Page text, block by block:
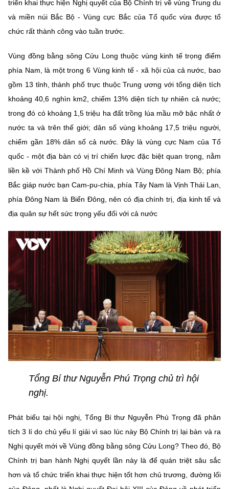
Cơ quan chủ quản: Bộ Khoa học và Công nghệ (MST)
Chịu trách nhiệm nội dung: Nguyễn Thị Hải Hằng
Liên hệ
Địa chỉ: Ban Biên tập Cổng TTĐT - 18 Nguyễn Du, TP. Hà Nội
Email:stc@mst.gov.vn
©2026 Bản quyền thuộc Bộ Khoa Học và Công Nghệ
(Ghi rõ nguồn "https://mst.gov.vn" khi phát hành lại thông tin từ
triển khai thực hiện Nghị quyết của Bộ Chính trị về vùng Trung du
và miền núi Bắc Bộ - Vùng cực Bắc của Tổ quốc vừa được tổ
chức rất thành công vào tuần trước.
Vùng đồng bằng sông Cửu Long thuộc vùng kinh tế trọng điểm
phía Nam, là một trong 6 Vùng kinh tế - xã hội của cả nước, bao
gồm 13 tỉnh, thành phố trực thuộc Trung ương với tổng diện tích
khoảng 40,6 nghìn km2, chiếm 13% diện tích tự nhiên cả nước;
trong đó có khoảng 1,5 triệu ha đất trồng lúa mầu mỡ bậc nhất ở
nước ta và trên thế giới; dân số vùng khoảng 17,5 triệu người,
chiếm gần 18% dân số cả nước. Đây là vùng cực Nam của Tổ
quốc - một địa bàn có vị trí chiến lược đặc biệt quan trọng, nằm
liền kề với Thành phố Hồ Chí Minh và Vùng Đông Nam Bộ; phía
Bắc giáp nước bạn Cam-pu-chia, phía Tây Nam là Vịnh Thái Lan,
phía Đông Nam là Biển Đông, nên có địa chính trị, địa kinh tế và
địa quân sự hết sức trọng yếu đối với cả nước
Tổng Bí thư Nguyễn Phú Trọng chủ trì hội
nghị.
Phát biểu tại hội nghị, Tổng Bí thư Nguyễn Phú Trọng đã phân
tích 3 lí do chủ yếu lí giải vì sao lúc này Bộ Chính trị lại bàn và ra
Nghị quyết mới về Vùng đồng bằng sông Cửu Long? Theo đó, Bộ
Chính trị ban hành Nghị quyết lần này là để quán triệt sâu sắc
hơn và tổ chức triển khai thực hiện tốt hơn chủ trương, đường lối